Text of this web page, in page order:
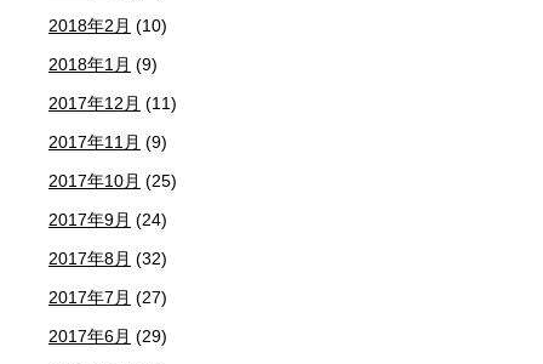
2018年2月 (10)
2018年1月 (9)
2017年12月 (11)
2017年11月 (9)
2017年10月 (25)
2017年9月 (24)
2017年8月 (32)
2017年7月 (27)
2017年6月 (29)